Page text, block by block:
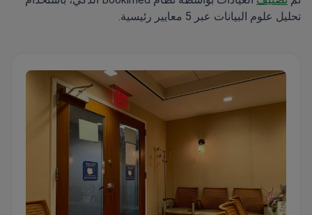
تحليل علوم البيانات عبر 5 معايير رئيسية.